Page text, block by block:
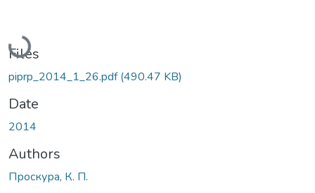
Loading...
Files
piprp_2014_1_26.pdf(490.47 KB)
Date
2014
Authors
Проскура, К. П.